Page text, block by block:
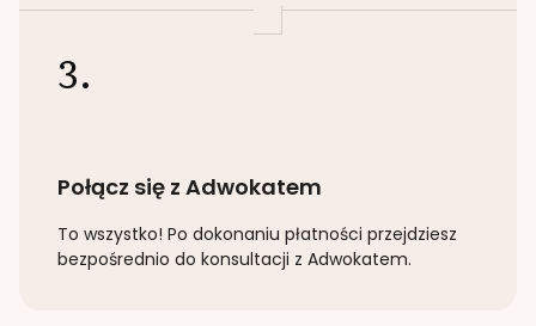
3.
Połącz się z Adwokatem
To wszystko! Po dokonaniu płatności przejdziesz
bezpośrednio do konsultacji z Adwokatem.